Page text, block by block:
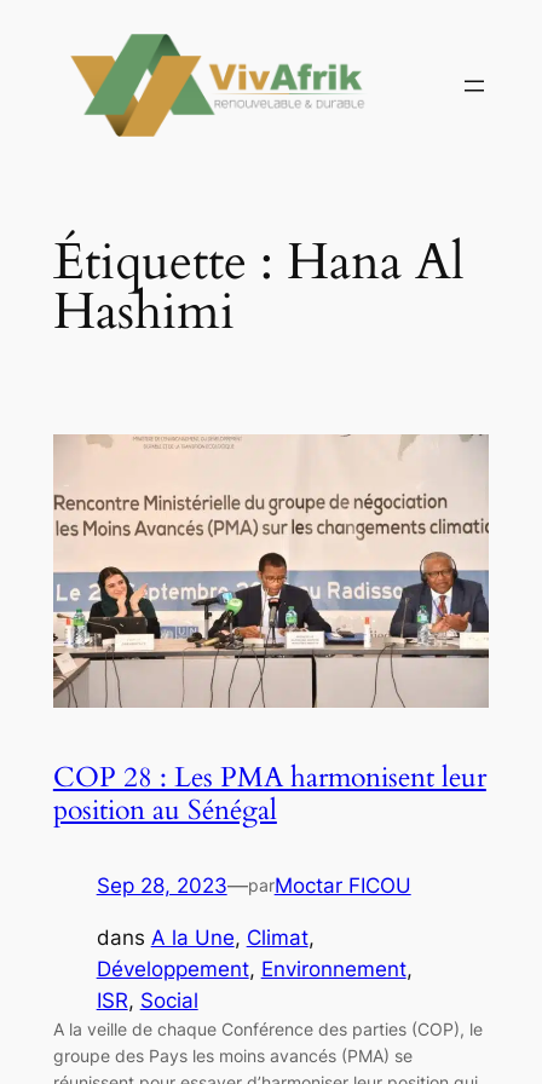
contenu
Étiquette : Hana Al
Hashimi
COP 28 : Les PMA harmonisent leur
position au Sénégal
Sep 28, 2023—parMoctar FICOU
dans A la Une, Climat
Développement, Environnement
ISR, Social
A la veille de chaque Conférence des parties (COP), le
groupe des Pays les moins avancés (PMA) se